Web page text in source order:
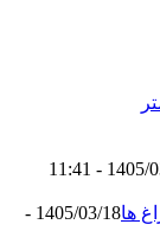
1405/03/18 -